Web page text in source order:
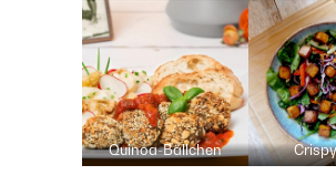
Quinoa-Bällchen